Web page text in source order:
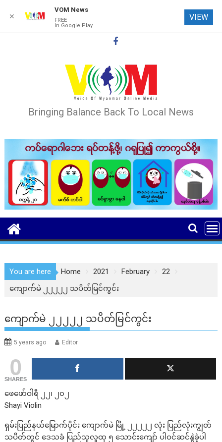
Bringing Balance Back To Local News
You are here Home 2021 February
22
ကျောက်မဲ ၂၂၂၂၂ သပိတ်မြင်ကွင်း
ကျောက်မဲ ၂၂၂၂၂ သပိတ်မြင်ကွင်း
5 years ago Editor
0
SHARES
ဖေဖော်ဝါရီ ၂၂၊ ၂၀၂
Shayi Violin
ရှမ်းပြည်နယ်မြောက်ပိုင်း ကျောက်မဲ မြို့ ၂၂၂၂၂ လုံး ပြည်လုံးကျွတ်
သပိတ်တွင် ဒေသခံ ပြည်သူလူထု ၅ သောင်းကျော် ပါဝင်ဆင်နွဲခဲ့ပါ
✕
VOM News
FREE
In Google Play
VIEW